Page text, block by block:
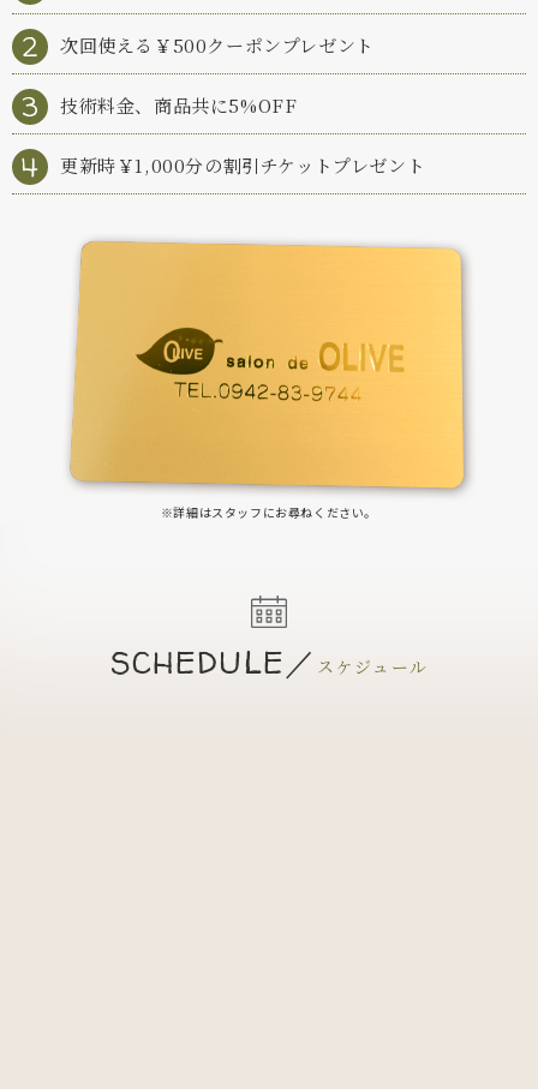
次回使える￥500クーポンプレゼント
技術料金、商品共に5%OFF
更新時￥1,000分の割引チケットプレゼント
※詳細はスタッフにお尋ねください。
SCHEDULE／ スケジュール